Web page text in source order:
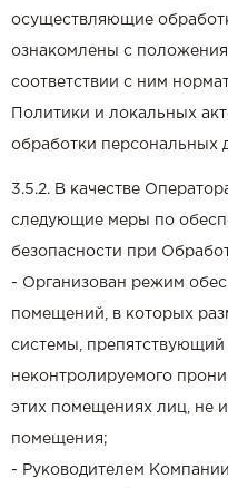
осуществляющие
ознакомлены с
соответствии с ним
Политики и локальных
обработки персональных
3.5.2. В качестве
следующие меры по
безопасности при
- Организован режим
помещений, в которых
системы,
неконтролируемого
этих помещениях лиц, не
помещения;
- Руководителем